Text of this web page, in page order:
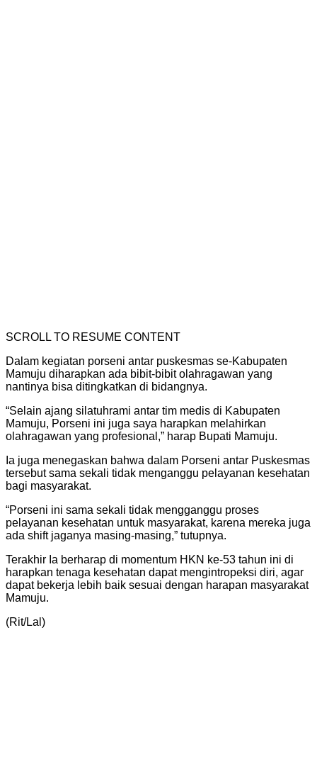
SCROLL TO RESUME CONTENT
Dalam kegiatan porseni antar puskesmas se-Kabupaten
Mamuju diharapkan ada bibit-bibit olahragawan yang
nantinya bisa ditingkatkan di bidangnya.
“Selain ajang silatuhrami antar tim medis di Kabupaten
Mamuju, Porseni ini juga saya harapkan melahirkan
olahragawan yang profesional,” harap Bupati Mamuju.
Ia juga menegaskan bahwa dalam Porseni antar Puskesmas
tersebut sama sekali tidak menganggu pelayanan kesehatan
bagi masyarakat.
“Porseni ini sama sekali tidak mengganggu proses
pelayanan kesehatan untuk masyarakat, karena mereka juga
ada shift jaganya masing-masing,” tutupnya.‎
Terakhir Ia berharap di momentum HKN ke-53 tahun ini di
harapkan tenaga kesehatan dapat mengintropeksi diri, agar
dapat bekerja lebih baik sesuai dengan harapan masyarakat
Mamuju.
(Rit/Lal)